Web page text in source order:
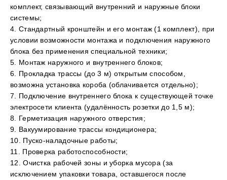
комплект, связывающий внутренний и наружные блоки
системы;
4. Стандартный кронштейн и его монтаж (1 комплект), при
условии возможности монтажа и подключения наружного
блока без применения специальной техники;
5. Монтаж наружного и внутреннего блоков;
6. Прокладка трассы (до 3 м) открытым способом,
возможна установка короба (облачивается отдельно);
7. Подключение внутреннего блока к существующей точке
электросети клиента (удалённость розетки до 1,5 м);
8. Герметизация наружного отверстия;
9. Вакуумирование трассы кондиционера;
10. Пуско-наладочные работы;
11. Проверка работоспособности;
12. Очистка рабочей зоны и уборка мусора (за
исключением упаковки товара, оставшегося после